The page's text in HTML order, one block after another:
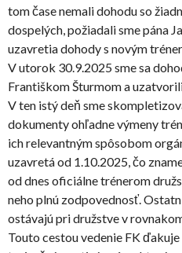
tom čase nemali dohodu so
dospelých, požiadali sme pána
uzavretia dohody s novým
V utorok 30.9.2025 sme sa
Františkom Šturmom a
V ten istý deň sme
dokumenty ohľadne výmeny
ich relevantným spôsobom
uzavretá od 1.10.2025, čo
od dnes oficiálne trénerom
neho plnú zodpovednosť.
ostávajú pri družstve v
Touto cestou vedenie FK